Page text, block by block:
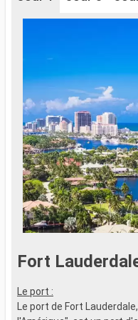
Fort
Le port :
Le port de Fort